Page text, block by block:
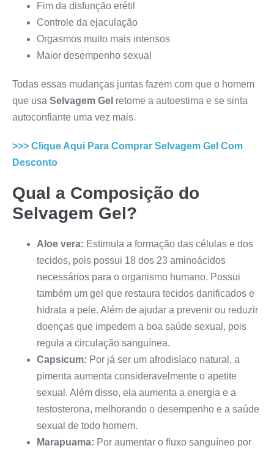
Fim da disfunção erétil
Controle da ejaculação
Orgasmos muito mais intensos
Maior desempenho sexual
Todas essas mudanças juntas fazem com que o homem
que usa Selvagem Gel retome a autoestima e se sinta
autoconfiante uma vez mais.
>>> Clique Aqui Para Comprar Selvagem Gel Com
Desconto
Qual a Composição do
Selvagem Gel?
Aloe vera: Estimula a formação das células e dos
tecidos, pois possui 18 dos 23 aminoácidos
necessários para o organismo humano. Possui
também um gel que restaura tecidos danificados e
hidrata a pele. Além de ajudar a prevenir ou reduzir
doenças que impedem a boa saúde sexual, pois
regula a circulação sanguínea.
Capsicum: Por já ser um afrodisíaco natural, a
pimenta aumenta consideravelmente o apetite
sexual. Além disso, ela aumenta a energia e a
testosterona, melhorando o desempenho e a saúde
sexual de todo homem.
Marapuama: Por aumentar o fluxo sanguíneo por